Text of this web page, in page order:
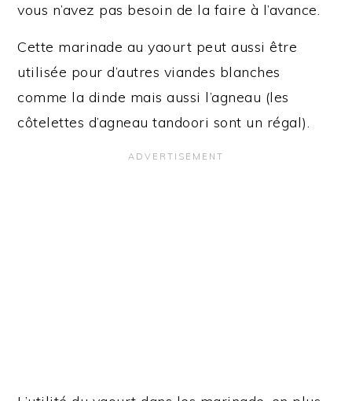
vous n’avez pas besoin de la faire à l’avance.
Cette marinade au yaourt peut aussi être
utilisée pour d’autres viandes blanches
comme la dinde mais aussi l’agneau (les
côtelettes d’agneau tandoori sont un régal).